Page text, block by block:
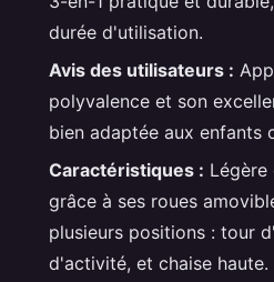
durée d'utilisation.
Avis des utilisateurs :
polyvalence et son
bien adaptée aux enfants
Caractéristiques :
grâce à ses roues
plusieurs positions : tour
d'activité, et chaise